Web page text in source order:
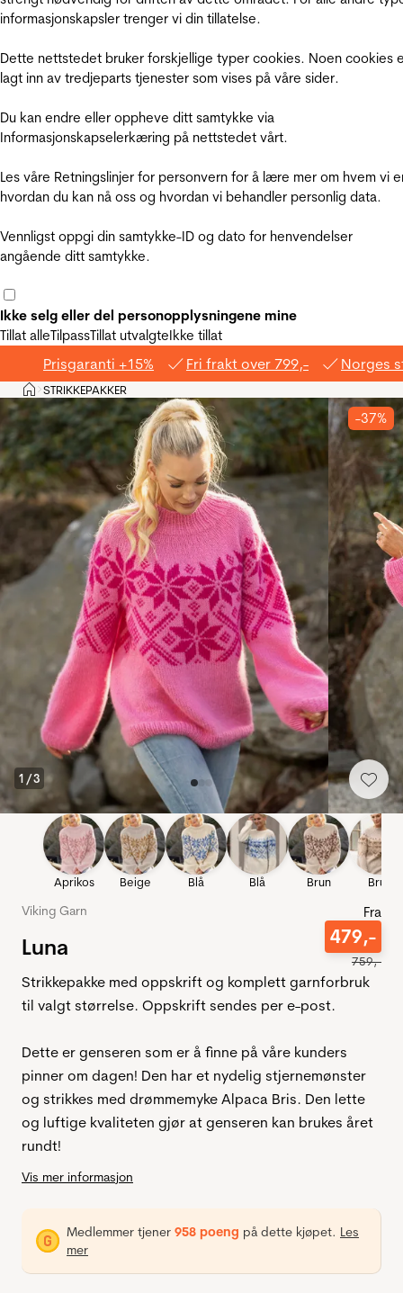
informasjonskapsler trenger vi din tillatelse.
Dette nettstedet bruker forskjellige typer cookies. Noen cookies
lagt inn av tredjeparts tjenester som vises på våre sider.
Du kan endre eller oppheve ditt samtykke via
Informasjonskapselerkæring på nettstedet vårt.
Les våre Retningslinjer for personvern for å lære mer om hvem vi
hvordan du kan nå oss og hvordan vi behandler personlig data.
Vennligst oppgi din samtykke-ID og dato for henvendelser
angående ditt samtykke.
Ikke selg eller del personopplysningene mine
Tillat alleTilpassTillat utvalgteIkke tillat
Prisgaranti +15% Fri frakt over 799,- Norges
Hjem
>STRIKKEPAKKER
1 /3
-37%
Aprikos Beige Blå Blå Brun Brun
Viking Garn
Luna
Fra
479,-
759,-
Strikkepakke med oppskrift og komplett garnforbruk
til valgt størrelse. Oppskrift sendes per e-post.
Dette er genseren som er å finne på våre kunders
pinner om dagen! Den har et nydelig stjernemønster
og strikkes med drømmemyke Alpaca Bris. Den lette
og luftige kvaliteten gjør at genseren kan brukes året
rundt!
Vis mer informasjon
Medlemmer tjener 958 poeng på dette kjøpet. Les
mer